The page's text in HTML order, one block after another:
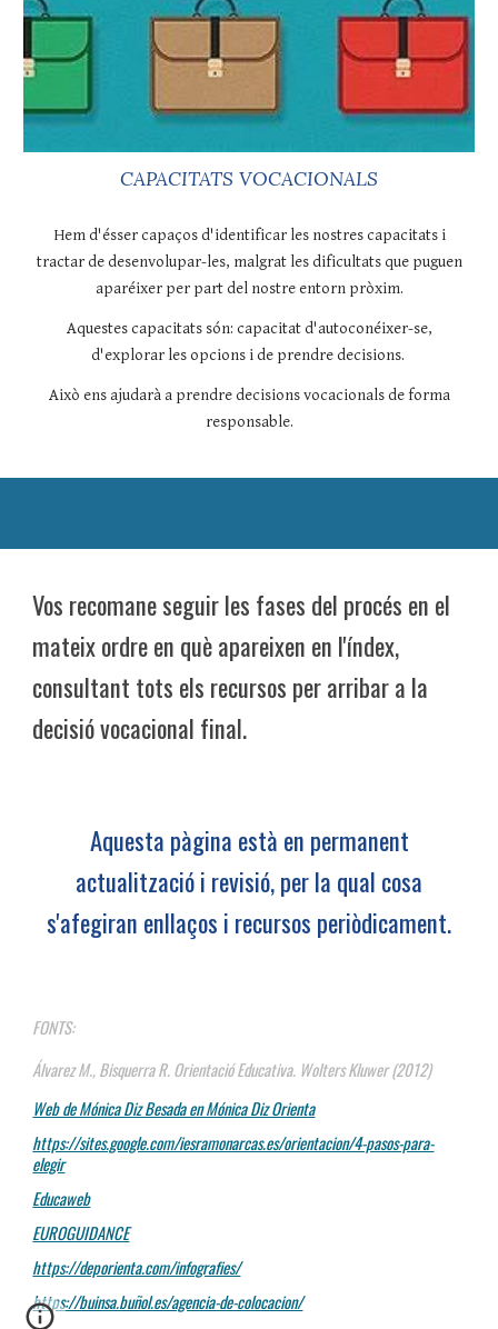
CAPACITATS VOCACIONALS
Hem d'ésser capaços d'identificar les nostres capacitats i
tractar de desenvolupar-les, malgrat les dificultats que puguen
aparéixer per part del nostre entorn pròxim.
Aquestes capacitats són: capacitat d'autoconéixer-se,
d'explorar les opcions i de prendre decisions.
Això ens ajudarà a prendre decisions vocacionals de forma
responsable.
Vos recomane seguir les fases del procés en el
mateix ordre en què apareixen en l'índex,
consultant tots els recursos per arribar a la
decisió vocacional final.
Aquesta pàgina està en permanent
actualització i revisió, per la qual cosa
s'afegiran enllaços i recursos periòdicament.
FONTS:
Álvarez M., Bisquerra R. Orientació Educativa. Wolters Kluwer (2012)
Web de Mónica Diz Besada en Mónica Diz Orienta
https://sites.google.com/iesramonarcas.es/orientacion/4-pasos-para-
elegir
Educaweb
EUROGUIDANCE
https://deporienta.com/infografies/
https://buinsa.buñol.es/agencia-de-colocacion/